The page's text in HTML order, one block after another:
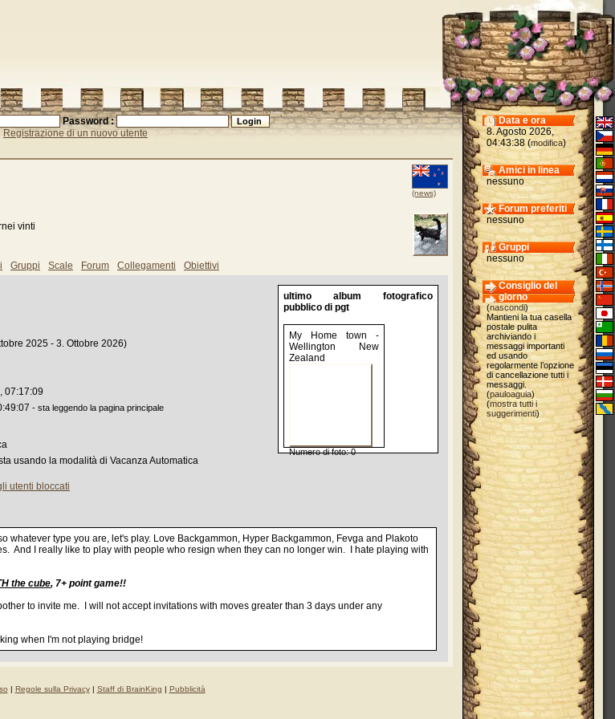
Password :
Registrazione di un nuovo utente
(news)
vinti
Gruppi Scale Forum Collegamenti Obiettivi
ultimo album fotografico
pubblico di pgt
My Home town -
Wellington New
Zealand
Numero di foto: 0
2025 - 3. Ottobre 2026)
07:17:09
- sta leggendo la pagina principale
usando la modalità di Vacanza Automatica
utenti bloccati
whatever type you are, let's play. Love Backgammon, Hyper Backgammon, Fevga and Plakoto
And I really like to play with people who resign when they can no longer win. I hate playing with
the cube, 7+ point game!!
to invite me. I will not accept invitations with moves greater than 3 days under any
when I'm not playing bridge!
| Regole sulla Privacy| Staff di BrainKing | Pubblicità
Data e ora
8. Agosto 2026,
04:43:38 (modifica)
Amici in linea
nessuno
Forum preferiti
nessuno
Gruppi
nessuno
Consiglio del
giorno
(nascondi)
Mantieni la tua casella
postale pulita
archiviando i
messaggi importanti
ed usando
regolarmente l’opzione
di cancellazione tutti i
messaggi.
(pauloaguia)
(mostra tutti i
suggerimenti)